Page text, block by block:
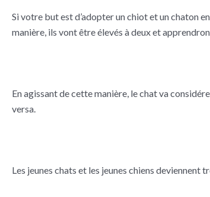
Si votre but est d’adopter un chiot et un chaton
manière, ils vont être élevés à deux et
En agissant de cette manière, le chat va
versa.
Les jeunes chats et les jeunes chiens deviennent